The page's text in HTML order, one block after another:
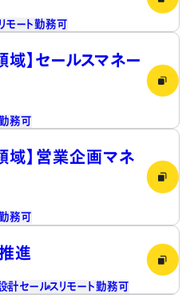
モート勤務可
域】セールスマネー
務可
域】営業企画マネ
務可
進
計セールスリモート勤務可